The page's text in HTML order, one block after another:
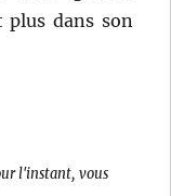
dans son
l'instant, vous